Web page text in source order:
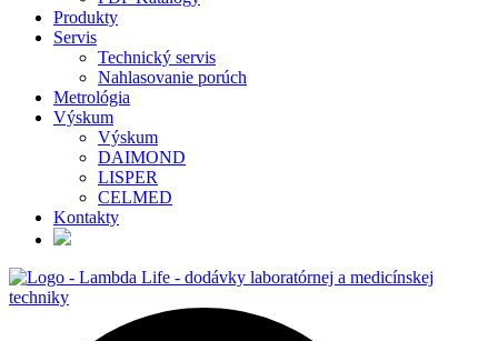
Produkty
Servis
Technický servis
Nahlasovanie porúch
Metrológia
Výskum
Výskum
DAIMOND
LISPER
CELMED
Kontakty